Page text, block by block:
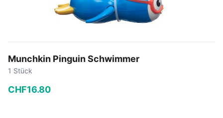
Munchkin Pinguin Schwimmer
1 Stück
CHF16.80